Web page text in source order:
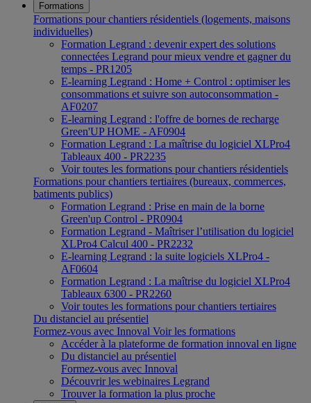
Formations
Formations pour chantiers résidentiels (logements, maisons
individuelles)
Formation Legrand : devenir expert des solutions
connectées Legrand pour mieux vendre et gagner du
temps - PR1205
E-learning Legrand : Home + Control : optimiser les
consommations et suivre son autoconsommation -
AF0207
E-learning Legrand : l'offre de bornes de recharge
Green'UP HOME - AF0904
Formation Legrand : La maîtrise du logiciel XLPro4
Tableaux 400 - PR2235
Voir toutes les formations pour chantiers résidentiels
Formations pour chantiers tertiaires (bureaux, commerces,
batiments publics)
Formation Legrand : Prise en main de la borne
Green'up Control - PR0904
Formation Legrand - Maîtriser l’utilisation du logiciel
XLPro4 Calcul 400 - PR2232
E-learning Legrand : la suite logiciels XLPro4 -
AF0604
Formation Legrand : La maîtrise du logiciel XLPro4
Tableaux 6300 - PR2260
Voir toutes les formations pour chantiers tertiaires
Du distanciel au présentiel
Formez-vous avec Innoval Voir les formations
Accéder à la plateforme de formation innoval en ligne
Du distanciel au présentiel
Formez-vous avec Innoval
Découvrir les webinaires Legrand
Trouver la formation la plus proche